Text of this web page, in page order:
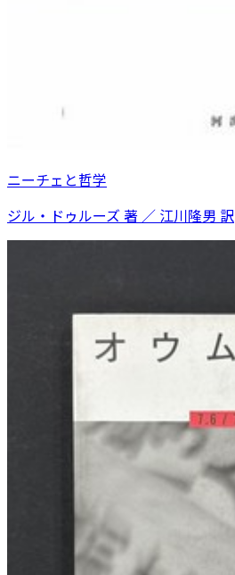
ニーチェと哲学
ジル・ドゥルーズ 著 ／ 江川隆男 訳